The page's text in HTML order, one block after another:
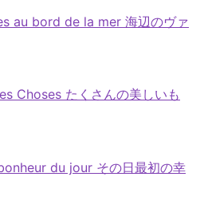
au bord de la mer 海辺のヴァ
Choses たくさんの美しいも
du jour その日最初の幸